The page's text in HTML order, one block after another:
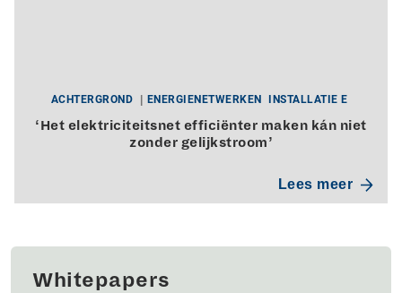
ACHTERGROND ENERGIENETWERKEN INSTALLATIE E
‘Het elektriciteitsnet efficiënter maken kán niet
zonder gelijkstroom’
Lees meer
Whitepapers